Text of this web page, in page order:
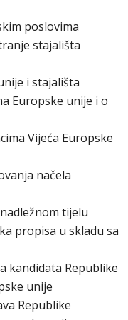
poslovima
stajališta
i stajališta
Europske unije i o
Vijeća Europske
načela
tijelu
propisa u skladu sa
kandidata Republike
unije
Republike